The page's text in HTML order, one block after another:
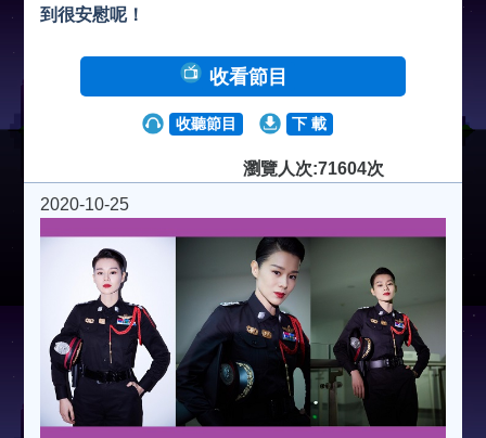
到很安慰呢！
收看節目
收聽節目 下 載
瀏覽人次:71604次
2020-10-25